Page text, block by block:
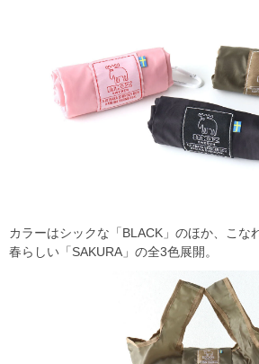
カラーはシックな「BLACK」のほか、こな
春らしい「SAKURA」の全3色展開。